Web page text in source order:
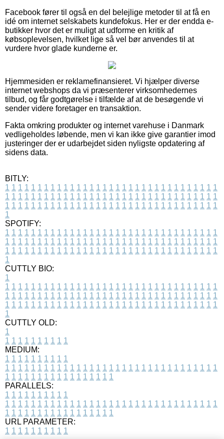
Facebook fører til også en del belejlige metoder til at få en
idé om internet selskabets kundefokus. Her er der endda e-
butikker hvor det er muligt at udforme en kritik af
købsoplevelsen, hvilket lige så vel bør anvendes til at
vurdere hvor glade kunderne er.
Hjemmesiden er reklamefinansieret. Vi hjælper diverse
internet webshops da vi præsenterer virksomhedernes
tilbud, og får godtgørelse i tilfælde af at de besøgende vi
sender videre foretager en transaktion.
Fakta omkring produkter og internet varehuse i Danmark
vedligeholdes løbende, men vi kan ikke give garantier imod
justeringer der er udarbejdet siden nyligste opdatering af
sidens data.
BITLY:
1 1 1 1 1 1 1 1 1 1 1 1 1 1 1 1 1 1 1 1 1 1 1 1 1 1 1 1 1 1 1 1 1
1 1 1 1 1 1 1 1 1 1 1 1 1 1 1 1 1 1 1 1 1 1 1 1 1 1 1 1 1 1 1 1 1
1 1 1 1 1 1 1 1 1 1 1 1 1 1 1 1 1 1 1 1 1 1 1 1 1 1 1 1 1 1 1 1 1
1
SPOTIFY:
1 1 1 1 1 1 1 1 1 1 1 1 1 1 1 1 1 1 1 1 1 1 1 1 1 1 1 1 1 1 1 1 1
1 1 1 1 1 1 1 1 1 1 1 1 1 1 1 1 1 1 1 1 1 1 1 1 1 1 1 1 1 1 1 1 1
1 1 1 1 1 1 1 1 1 1 1 1 1 1 1 1 1 1 1 1 1 1 1 1 1 1 1 1 1 1 1 1 1
1
CUTTLY BIO:
1
1 1 1 1 1 1 1 1 1 1 1 1 1 1 1 1 1 1 1 1 1 1 1 1 1 1 1 1 1 1 1 1 1
1 1 1 1 1 1 1 1 1 1 1 1 1 1 1 1 1 1 1 1 1 1 1 1 1 1 1 1 1 1 1 1 1
1 1 1 1 1 1 1 1 1 1 1 1 1 1 1 1 1 1 1 1 1 1 1 1 1 1 1 1 1 1 1 1 1
1
CUTTLY OLD:
1
1 1 1 1 1 1 1 1 1 1
MEDIUM:
1 1 1 1 1 1 1 1 1 1
1 1 1 1 1 1 1 1 1 1 1 1 1 1 1 1 1 1 1 1 1 1 1 1 1 1 1 1 1 1 1 1 1
1 1 1 1 1 1 1 1 1 1 1 1 1 1 1 1 1
PARALLELS:
1 1 1 1 1 1 1 1 1 1
1 1 1 1 1 1 1 1 1 1 1 1 1 1 1 1 1 1 1 1 1 1 1 1 1 1 1 1 1 1 1 1 1
1 1 1 1 1 1 1 1 1 1 1 1 1 1 1 1 1
URL PARAMETER:
1 1 1 1 1 1 1 1 1 1